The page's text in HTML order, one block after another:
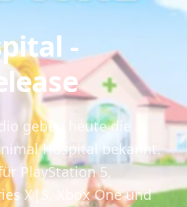
-
geben heute die
Hospital bekannt.
PlayStation 5,
X|S, Xbox One und